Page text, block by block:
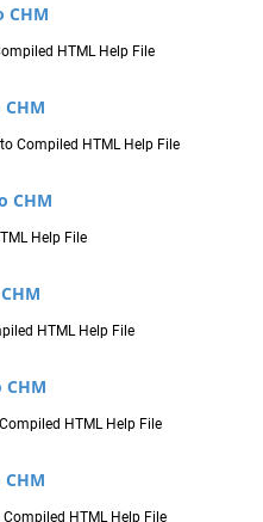
CHM
HTML Help File
CHM
Compiled HTML Help File
CHM
Help File
HTML Help File
CHM
HTML Help File
CHM
HTML Help File